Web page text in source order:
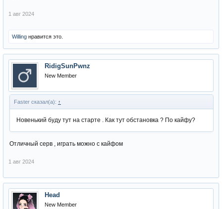
1 авг 2024
Willing нравится это.
RidigSunPwnz
New Member
Faster сказал(а): ↑
Новенький буду тут на старте . Как тут обстановка ? По кайфу?
Отличный серв , играть можно с кайфом
1 авг 2024
Head
New Member